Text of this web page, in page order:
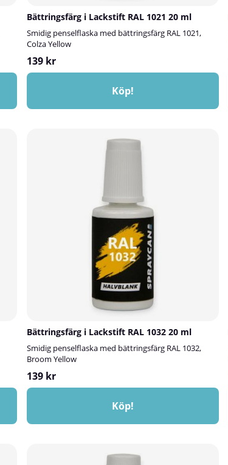
Bättringsfärg i Lackstift RAL 1021 20 ml
Smidig penselflaska med bättringsfärg RAL 1021,
Colza Yellow
139 kr
Köp!
Bättringsfärg i Lackstift RAL 1032 20 ml
Smidig penselflaska med bättringsfärg RAL 1032,
Broom Yellow
139 kr
Köp!